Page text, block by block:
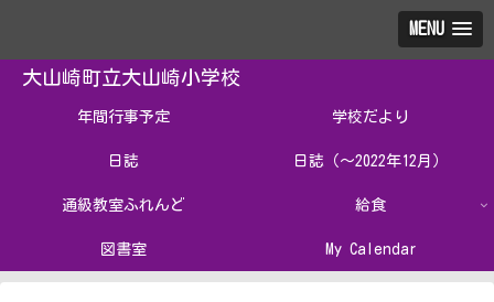
MENU
大山崎町立大山崎小学校
年間行事予定 学校だより
日誌 日誌（～2022年12月）
通級教室ふれんど 給食
図書室 My Calendar